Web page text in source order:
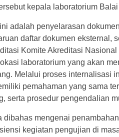
kepala laboratorium
adalah penyelarasan
daftar dokumen eksternal,
Komite Akreditasi
laboratorium yang akan
Melalui proses internalisasi
pemahaman yang sama
serta prosedur pengendalian
dibahas mengenai
kegiatan pengujian di